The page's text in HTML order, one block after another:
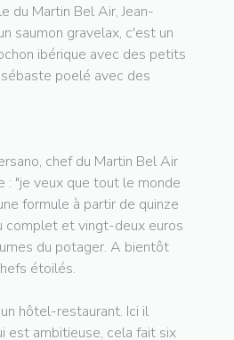
du Martin Bel Air, Jean-
saumon gravelax, c'est un
ibérique avec des petits
poelé avec des
chef du Martin Bel Air
: "je veux que tout le monde
formule à partir de quinze
complet et vingt-deux euros
du potager. A bientôt
étoilés.
hôtel-restaurant. Ici il
est ambitieuse, cela fait six